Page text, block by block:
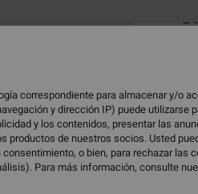
correspondiente para almacenar y/o
y dirección IP) puede utilizarse
y los contenidos, presentar las
productos de nuestros socios. Usted
o bien, para rechazar las
Para más información, consulte